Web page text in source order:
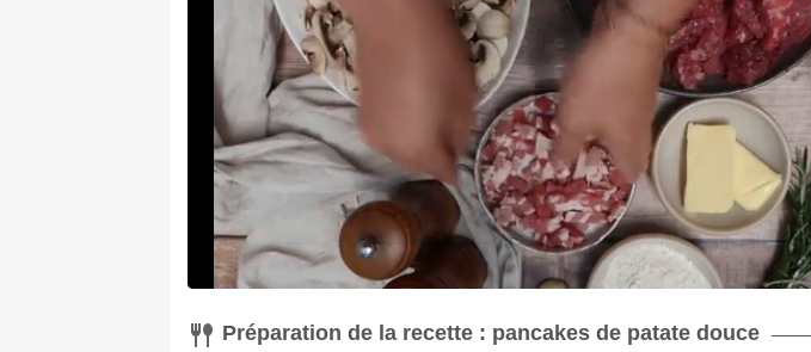
Préparation de la recette : pancakes de patate douce